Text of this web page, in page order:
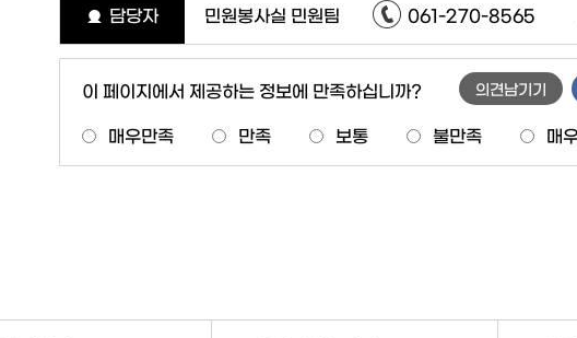
담당자 민원봉사실 민원팀 061-270-8565
이 페이지에서 제공하는 정보에 만족하십니까?
매우만족 만족 보통 불만족 매
의견남기기